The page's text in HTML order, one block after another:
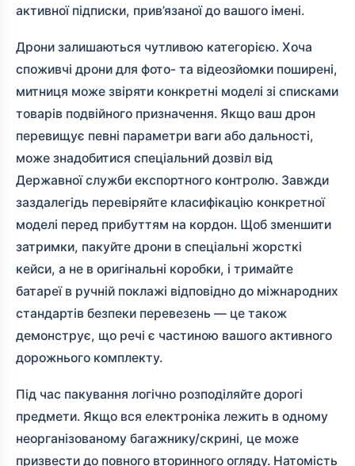
активної підписки, прив’язаної до вашого імені.
Дрони залишаються чутливою категорією. Хоча
споживчі дрони для фото- та відеозйомки поширені,
митниця може звіряти конкретні моделі зі списками
товарів подвійного призначення. Якщо ваш дрон
перевищує певні параметри ваги або дальності,
може знадобитися спеціальний дозвіл від
Державної служби експортного контролю. Завжди
заздалегідь перевіряйте класифікацію конкретної
моделі перед прибуттям на кордон. Щоб зменшити
затримки, пакуйте дрони в спеціальні жорсткі
кейси, а не в оригінальні коробки, і тримайте
батареї в ручній поклажі відповідно до міжнародних
стандартів безпеки перевезень — це також
демонструє, що речі є частиною вашого активного
дорожнього комплекту.
Під час пакування логічно розподіляйте дорогі
предмети. Якщо вся електроніка лежить в одному
неорганізованому багажнику/скрині, це може
призвести до повного вторинного огляду. Натомість